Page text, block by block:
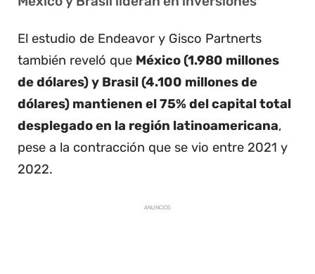
El estudio de Endeavor y Gisco Partnerts
también reveló que México (1.980 millones
de dólares) y Brasil (4.100 millones de
dólares) mantienen el 75% del capital total
desplegado en la región latinoamericana,
pese a la contracción que se vio entre 2021 y
2022.
ANUNCIOS